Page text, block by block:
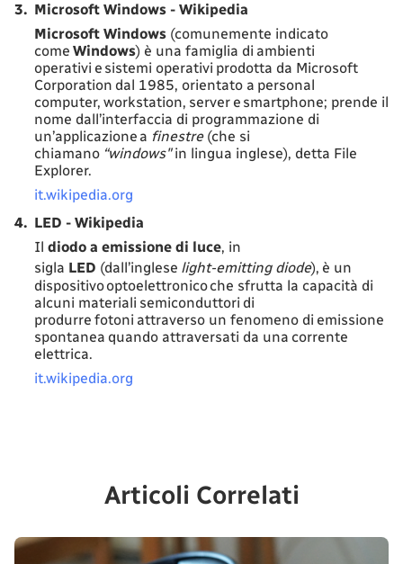
3. Microsoft Windows - Wikipedia
Microsoft Windows (comunemente indicato
come Windows) è una famiglia di ambienti
operativi e sistemi operativi prodotta da Microsoft
Corporation dal 1985, orientato a personal
computer, workstation, server e smartphone; prende il
nome dall’interfaccia di programmazione di
un’applicazione a finestre(che si
chiamano “windows"in lingua inglese), detta File
Explorer.
it.wikipedia.org
4. LED - Wikipedia
Il diodo a emissione di luce, in
sigla LED (dall’inglese light-emitting diode), è un
dispositivo optoelettronico che sfrutta la capacità di
alcuni materiali semiconduttori di
produrre fotoni attraverso un fenomeno di emissione
spontanea quando attraversati da una corrente
elettrica.
it.wikipedia.org
Articoli Correlati